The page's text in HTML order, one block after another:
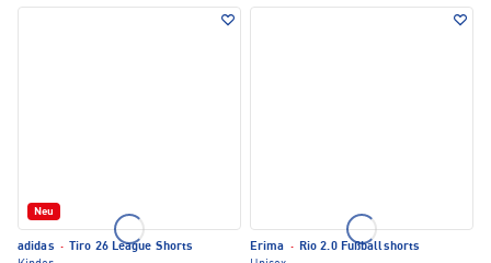
Neu
adidas ·
Tiro 26 League Shorts
Erima · Rio 2.0 Fußballshorts